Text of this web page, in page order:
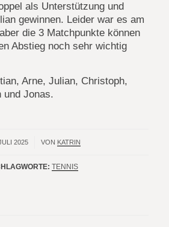
als Unterstützung und
gewinnen. Leider war es am
die 3 Matchpunkte können
Abstieg noch sehr wichtig
Arne, Julian, Christoph,
und Jonas.
2025 VON KATRIN
TENNIS